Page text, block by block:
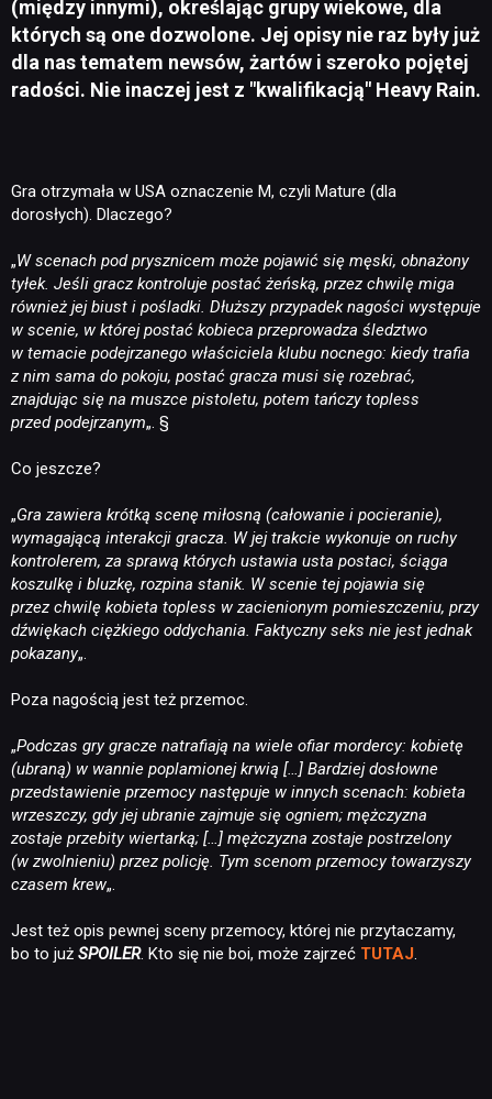
(między innymi), określając grupy wiekowe, dla
których są one dozwolone. Jej opisy nie raz były już
dla nas tematem newsów, żartów i szeroko pojętej
radości. Nie inaczej jest z "kwalifikacją" Heavy Rain.
Gra otrzymała w USA oznaczenie M, czyli Mature (dla
dorosłych). Dlaczego?
„W scenach pod prysznicem może pojawić się męski, obnażony
tyłek. Jeśli gracz kontroluje postać żeńską, przez chwilę miga
również jej biust i pośladki. Dłuższy przypadek nagości występuje
w scenie, w której postać kobieca przeprowadza śledztwo
w temacie podejrzanego właściciela klubu nocnego: kiedy trafia
z nim sama do pokoju, postać gracza musi się rozebrać,
znajdując się na muszce pistoletu, potem tańczy topless
przed podejrzanym„. §
Co jeszcze?
„Gra zawiera krótką scenę miłosną (całowanie i pocieranie),
wymagającą interakcji gracza. W jej trakcie wykonuje on ruchy
kontrolerem, za sprawą których ustawia usta postaci, ściąga
koszulkę i bluzkę, rozpina stanik. W scenie tej pojawia się
przez chwilę kobieta topless w zacienionym pomieszczeniu, przy
dźwiękach ciężkiego oddychania. Faktyczny seks nie jest jednak
pokazany„.
Poza nagością jest też przemoc.
„Podczas gry gracze natrafiają na wiele ofiar mordercy: kobietę
(ubraną) w wannie poplamionej krwią […] Bardziej dosłowne
przedstawienie przemocy następuje w innych scenach: kobieta
wrzeszczy, gdy jej ubranie zajmuje się ogniem; mężczyzna
zostaje przebity wiertarką; […] mężczyzna zostaje postrzelony
(w zwolnieniu) przez policję. Tym scenom przemocytowarzyszy
czasem krew„.
Jest też opis pewnej sceny przemocy, której nie przytaczamy,
bo to już SPOILER. Kto się nie boi, może zajrzeć TUTAJ.